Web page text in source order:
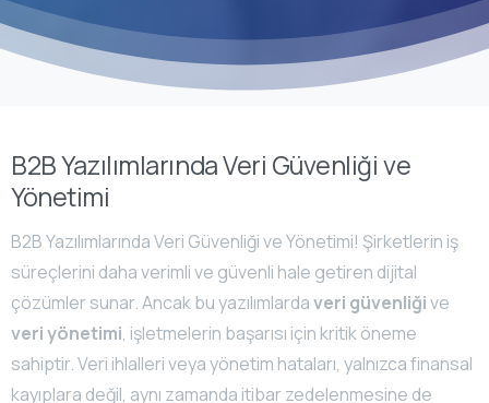
B2B Yazılımlarında Veri Güvenliği ve
Yönetimi
B2B Yazılımlarında Veri Güvenliği ve Yönetimi! Şirketlerin iş
süreçlerini daha verimli ve güvenli hale getiren dijital
çözümler sunar. Ancak bu yazılımlardaveri güvenliğive
veri yönetimi, işletmelerin başarısı için kritik öneme
sahiptir. Veri ihlalleri veya yönetim hataları, yalnızca finansal
kayıplara değil, aynı zamanda itibar zedelenmesine de